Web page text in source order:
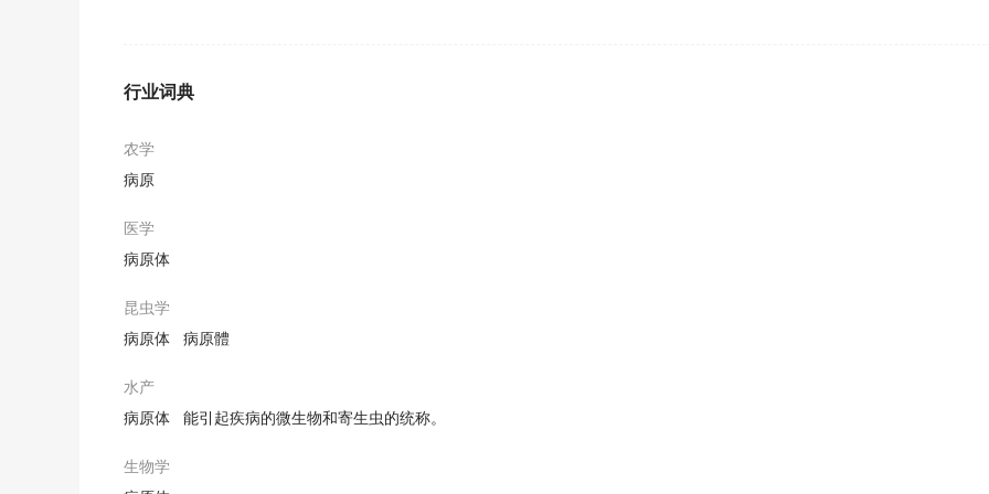
期刊摘选
在文章的最后, 对疯牛病病原体快速检测仪的具体实施进行了详细论述.
More recently , Enterobacter cloacae became a fast spreading
期刊摘选
The identification of
采用全自动微生物鉴定仪和生化反应微量管法进行鉴定致病菌.
期刊摘选
目的确定检出患者体内所感染的病原体为马尔尼菲青霉菌.
行业词典
农学
病原
医学
病原体
昆虫学
病原体
病原體
水产
病原体
能引起疾病的微生物和寄生虫的统称。
生物学